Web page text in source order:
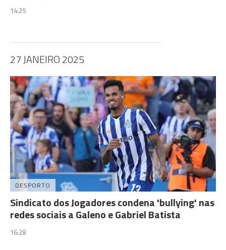
14:25
27 JANEIRO 2025
DESPORTO
Sindicato dos Jogadores condena 'bullying' nas
redes sociais a Galeno e Gabriel Batista
16:28